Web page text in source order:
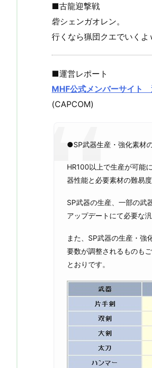
■古龍迎撃戦
砦シェンガオレン。
行くなら猟団クエでいくよ
■運営レポート
MHF公式メンバーサイト
(CAPCOM)
●SP武器生産・強化素材
HR100以上で生産が可能
器性能と必要素材の難易
SP武器の生産、一部の武
アップデートにて必要な
また、SP武器の生産・強
要数が調整されるものも
とおりです。